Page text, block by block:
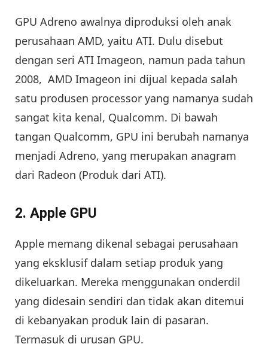
GPU Adreno awalnya diproduksi oleh anak
perusahaan AMD, yaitu ATI. Dulu disebut
dengan seri ATI Imageon, namun pada tahun
2008, AMD Imageon ini dijual kepada salah
satu produsen processor yang namanya sudah
sangat kita kenal, Qualcomm. Di bawah
tangan Qualcomm, GPU ini berubah namanya
menjadi Adreno, yang merupakan anagram
dari Radeon (Produk dari ATI).
2. Apple GPU
Apple memang dikenal sebagai perusahaan
yang eksklusif dalam setiap produk yang
dikeluarkan. Mereka menggunakan onderdil
yang didesain sendiri dan tidak akan ditemui
di kebanyakan produk lain di pasaran.
Termasuk di urusan GPU.